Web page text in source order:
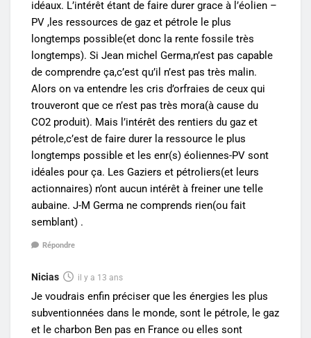
idéaux. L’intérêt étant de faire durer grace à l’éolien –
PV ,les ressources de gaz et pétrole le plus
longtemps possible(et donc la rente fossile très
longtemps). Si Jean michel Germa,n’est pas capable
de comprendre ça,c’est qu’il n’est pas très malin.
Alors on va entendre les cris d’orfraies de ceux qui
trouveront que ce n’est pas très mora(à cause du
CO2 produit). Mais l’intérêt des rentiers du gaz et
pétrole,c’est de faire durer la ressource le plus
longtemps possible et les enr(s) éoliennes-PV sont
idéales pour ça. Les Gaziers et pétroliers(et leurs
actionnaires) n’ont aucun intérêt à freiner une telle
aubaine. J-M Germa ne comprends rien(ou fait
semblant) .
Répondre
Nicias il y a 13 ans
Je voudrais enfin préciser que les énergies les plus
subventionnées dans le monde, sont le pétrole, le gaz
et le charbon Ben pas en France ou elles sont